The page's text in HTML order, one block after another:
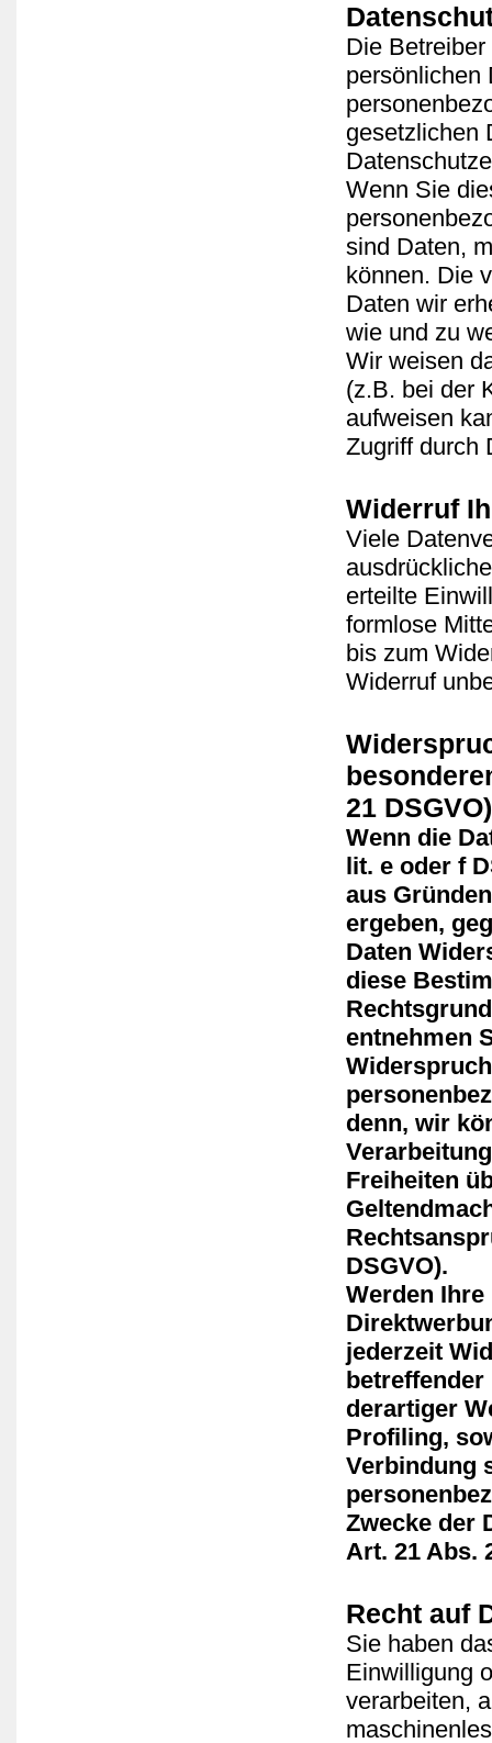
Die
persönlichen
gesetzlichen
Wenn Sie
sind Daten,
können. Die
Daten wir
wie und zu
Wir weisen
(z.B. bei der
aufweisen
Zugriff durch
Widerruf
Viele
erteilte
formlose
bis zum
Widerruf
21 DSGVO)
Wenn die
lit. e oder f
aus
ergeben,
Daten
diese
entnehmen
denn, wir
Freiheiten
DSGVO).
Werden
jederzeit
betreffender
derartiger
Profiling,
Verbindung
Zwecke der
Art. 21 Abs.
Recht auf
Sie haben
Einwilligung
verarbeiten,